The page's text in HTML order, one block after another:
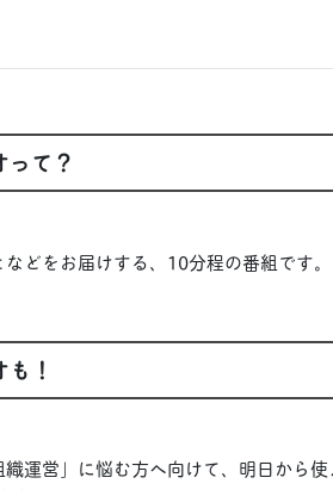
て？
どをお届けする、10分程の番組です。
！
運営」に悩む方へ向けて、明日から